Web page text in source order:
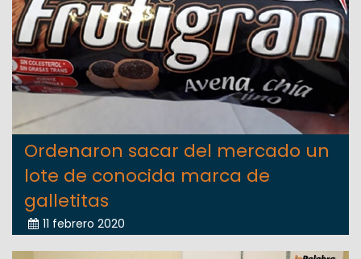
Ordenaron sacar del mercado un
lote de conocida marca de
galletitas
11 febrero 2020